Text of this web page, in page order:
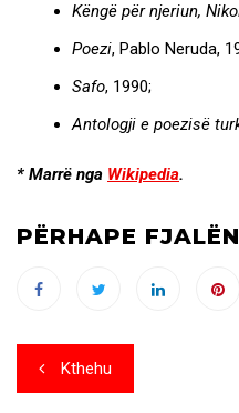
Këngë për njeriun,
Poezi, Pablo Neruda,
Safo, 1990;
Antologji e poezisë
* Marrë nga Wikipedia.
PËRHAPE FJALËN
Post
Kthehu